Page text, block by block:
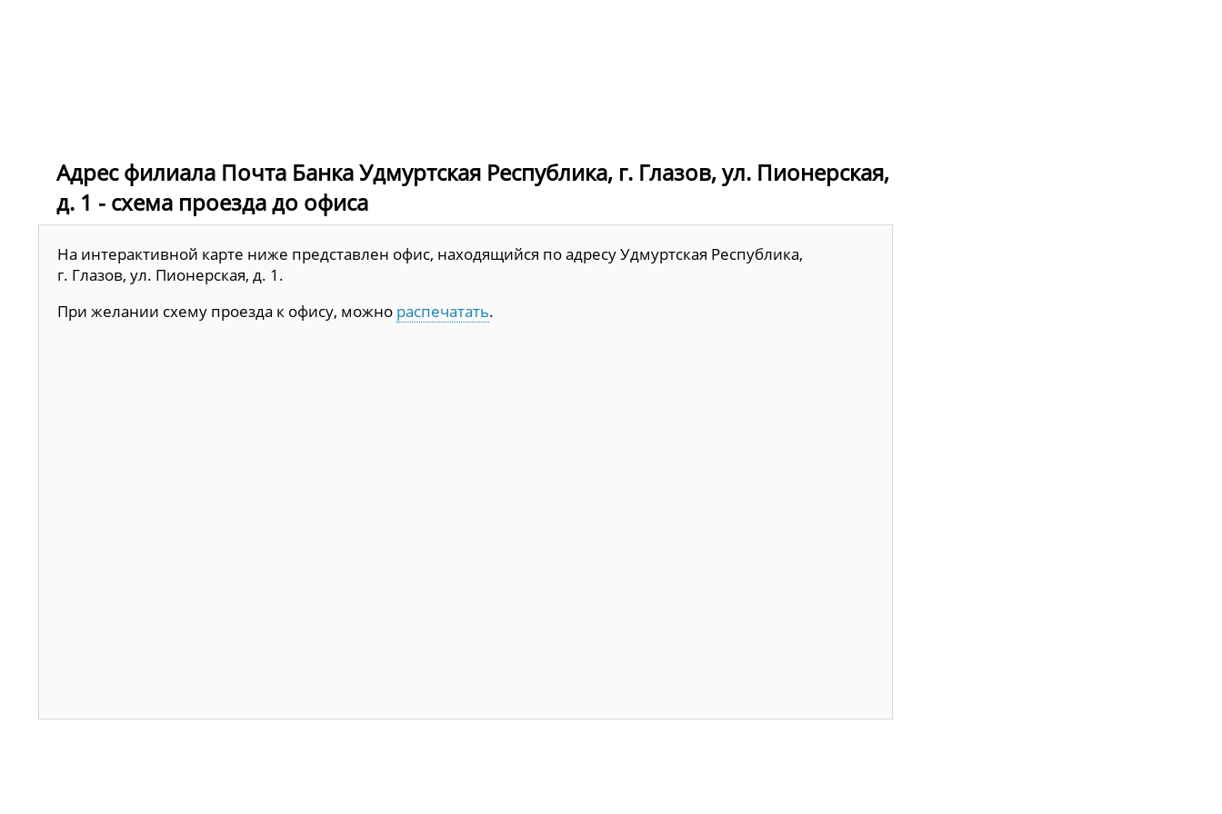
Адрес филиала Почта Банка Удмуртская Республика, г. Глазов, ул. Пионерская,
д. 1 - схема проезда до офиса
На интерактивной карте ниже представлен офис, находящийся по адресу Удмуртская Республика,
г. Глазов, ул. Пионерская, д. 1.
При желании схему проезда к офису, можно распечатать.